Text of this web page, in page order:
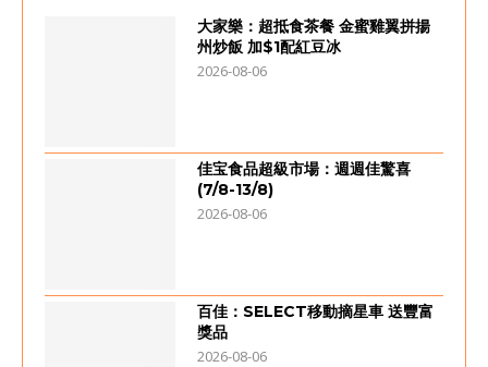
大家樂：超抵食茶餐 金蜜雞翼拼揚
州炒飯 加$1配紅豆冰
2026-08-06
佳宝食品超級市場：週週佳驚喜
(7/8-13/8)
2026-08-06
百佳：SELECT移動摘星車 送豐富
獎品
2026-08-06